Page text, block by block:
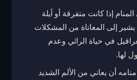
المنام إذا كانت متفرقة أو آيلة
إلى المعاناة من المشكلات
في حياة الرائي وعدم
لها.
أن يعاني من الألم الشديد